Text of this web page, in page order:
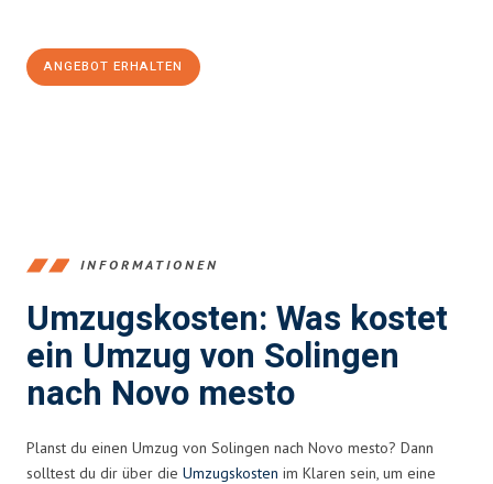
ANGEBOT ERHALTEN
INFORMATIONEN
Umzugskosten: Was kostet
ein Umzug von Solingen
nach Novo mesto
Planst du einen Umzug von Solingen nach Novo mesto? Dann
solltest du dir über die Umzugskosten im Klaren sein, um eine